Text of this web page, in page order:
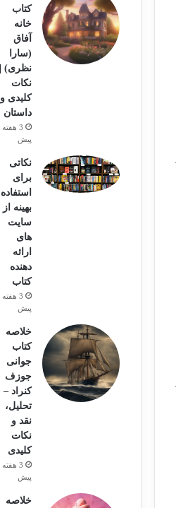
کتاب
خانه
آفاق
(سارا
نظری) |
نکات
کلیدی و
داستان
3 هفته
پیش
نکاتی
برای
استفاده
بهینه از
سایت
های
ارائه
دهنده
کتاب
3 هفته
پیش
خلاصه
کتاب
جوانی
جوزف
کنراد –
تحلیل،
نقد و
نکات
کلیدی
3 هفته
پیش
خلاصه